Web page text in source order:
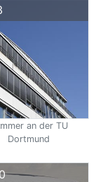
an der TU
Dortmund